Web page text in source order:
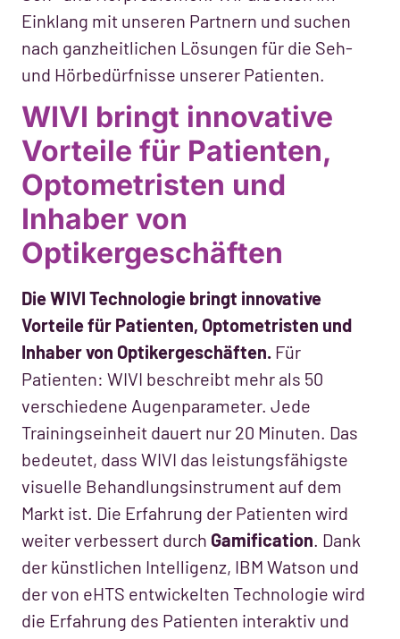
Einklang mit unseren Partnern und suchen
nach ganzheitlichen Lösungen für die Seh-
und Hörbedürfnisse unserer Patienten.
WIVI bringt innovative
Vorteile für Patienten,
Optometristen und
Inhaber von
Optikergeschäften
Die WIVI Technologie bringt innovative
Vorteile für Patienten, Optometristen und
Inhaber von Optikergeschäften. Für
Patienten: WIVI beschreibt mehr als 50
verschiedene Augenparameter. Jede
Trainingseinheit dauert nur 20 Minuten. Das
bedeutet, dass WIVI das leistungsfähigste
visuelle Behandlungsinstrument auf dem
Markt ist. Die Erfahrung der Patienten wird
weiter verbessert durch Gamification. Dank
der künstlichen Intelligenz, IBM Watson und
der von eHTS entwickelten Technologie wird
die Erfahrung des Patienten interaktiv und